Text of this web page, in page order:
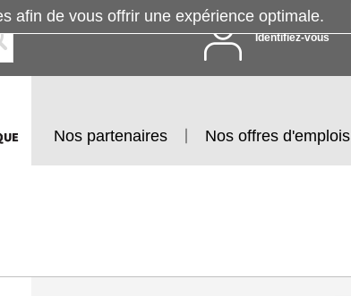
Identifiez-vous
Nos partenaires Nos offres d'emplois
afin de vous offrir une expérience optimale.